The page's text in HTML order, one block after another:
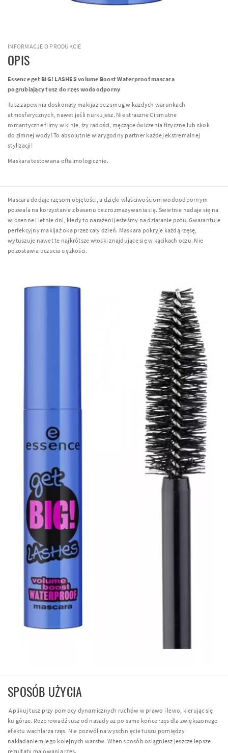
INFORMACJE O PRODUKCIE
OPIS
Essence get BIG! LASHES volume Boost Waterproof mascara
pogrubiający tusz do rzęs wodoodporny
Tusz zapewnia doskonały makijaż bez smug w każdych warunkach
atmosferycznych, nawet jeśli nurkujesz. Nie straszne Ci smutne
romantyczne filmy w kinie, łzy radości, męczące ćwiczenia fizyczne lub skok
do zimnej wody! To absolutnie wiarygodny partner każdej ekstremalnej
stylizacji!
Maskara testowana oftalmologicznie.
Mascara dodaje rzęsom objętości, a dzięki właściwościom wodoodpornym
pozwala na korzystanie z basenu bez rozmazywania się. Świetnie nadaje się na
wiosenne i letnie dni, kiedy to narażeni jesteśmy na działanie potu. Gwarantuje
perfekcyjny makijaż oka przez cały dzień. Maskara pokryje każdą rzęsę,
wytuszuje nawet te najkrótsze włoski znajdujące się w kącikach oczu. Nie
pozostawia uczucia ciężkości.
SPOSÓB UŻYCIA
Aplikuj tusz przy pomocy dynamicznych ruchów w prawo i lewo, kierując się
ku górze. Rozprowadź tusz od nasady aż po same końce rzęs dla zwiększonego
efektu wachlarza rzęs. Nie pozwól na wyschnięcie tuszu pomiędzy
nakładaniem jego kolejnych warstw. W ten sposób osiągniesz jeszcze lepsze
rezultaty malowania rzęs.